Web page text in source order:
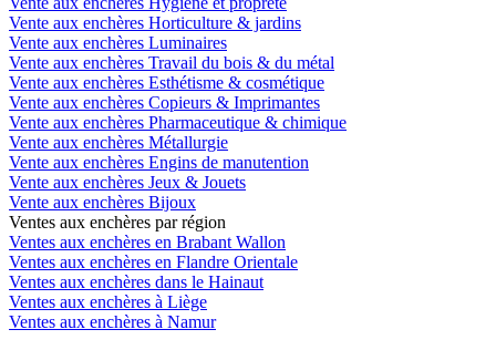
Vente aux enchères Horticulture & jardins
Vente aux enchères Luminaires
Vente aux enchères Travail du bois & du métal
Vente aux enchères Esthétisme & cosmétique
Vente aux enchères Copieurs & Imprimantes
Vente aux enchères Pharmaceutique & chimique
Vente aux enchères Métallurgie
Vente aux enchères Engins de manutention
Vente aux enchères Jeux & Jouets
Vente aux enchères Bijoux
Ventes aux enchères par région
Ventes aux enchères en Brabant Wallon
Ventes aux enchères en Flandre Orientale
Ventes aux enchères dans le Hainaut
Ventes aux enchères à Liège
Ventes aux enchères à Namur